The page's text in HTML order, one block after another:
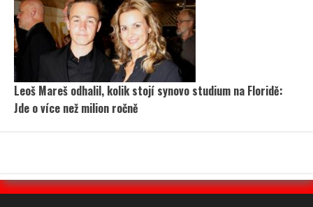
Leoš Mareš odhalil, kolik stojí synovo studium na Floridě:
Jde o více než milion ročně